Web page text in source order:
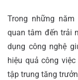
Trong những
quan tâm đến trải
dụng công nghệ
hiệu quả công
tập trung tăng